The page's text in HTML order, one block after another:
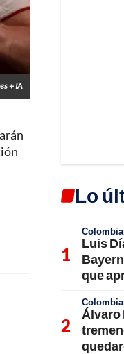
+ IA
Lo
Luis
que
Álvaro